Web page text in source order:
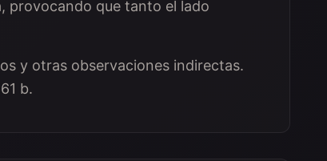
provocando que tanto el lado
y otras observaciones indirectas.
b.